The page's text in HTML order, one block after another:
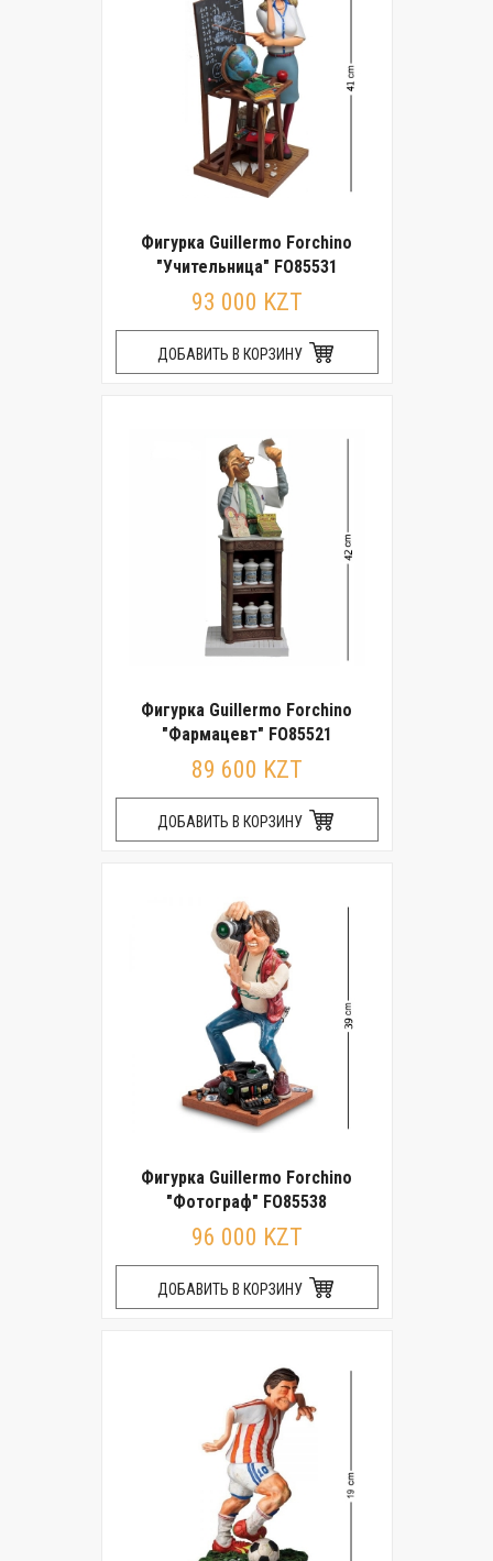
Фигурка Guillermo Forchino
"Учительница" FO85531
93 000 KZT
ДОБАВИТЬ В КОРЗИНУ
Фигурка Guillermo Forchino
"Фармацевт" FO85521
89 600 KZT
ДОБАВИТЬ В КОРЗИНУ
Фигурка Guillermo Forchino
"Фотограф" FO85538
96 000 KZT
ДОБАВИТЬ В КОРЗИНУ